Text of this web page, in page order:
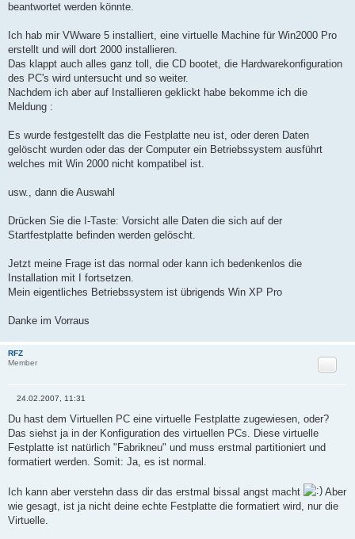
a
beantwortet werden könnte.
Ich hab mir VWware 5 installiert, eine virtuelle Machine für Win2000 Pro
erstellt und will dort 2000 installieren.
Das klappt auch alles ganz toll, die CD bootet, die Hardwarekonfiguration
des PC's wird untersucht und so weiter.
Nachdem ich aber auf Installieren geklickt habe bekomme ich die
Meldung :
Es wurde festgestellt das die Festplatte neu ist, oder deren Daten
gelöscht wurden oder das der Computer ein Betriebssystem ausführt
welches mit Win 2000 nicht kompatibel ist.
usw., dann die Auswahl
Drücken Sie die I-Taste: Vorsicht alle Daten die sich auf der
Startfestplatte befinden werden gelöscht.
Jetzt meine Frage ist das normal oder kann ich bedenkenlos die
Installation mit I fortsetzen.
Mein eigentliches Betriebssystem ist übrigends Win XP Pro
Danke im Vorraus
RFZ
Member
Zitat
i
t
a
g
24.02.2007, 11:31
Du hast dem Virtuellen PC eine virtuelle Festplatte zugewiesen, oder?
Das siehst ja in der Konfiguration des virtuellen PCs. Diese virtuelle
Festplatte ist natürlich "Fabrikneu" und muss erstmal partitioniert und
formatiert werden. Somit: Ja, es ist normal.
Ich kann aber verstehn dass dir das erstmal bissal angst macht
Aber
wie gesagt, ist ja nicht deine echte Festplatte die formatiert wird, nur die
Virtuelle.